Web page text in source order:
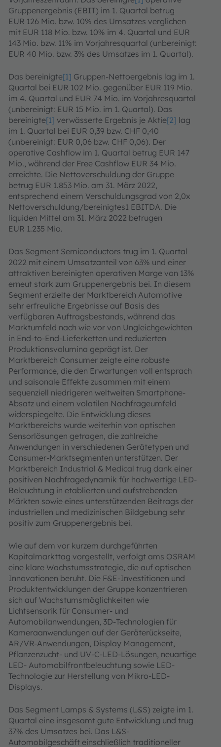
Gruppenergebnis (EBIT) im 1. Quartal betrug
EUR 126 Mio. bzw. 10% des Umsatzes verglichen
mit EUR 118 Mio. bzw. 10% im 4. Quartal und EUR
143 Mio. bzw. 11% im Vorjahresquartal (unbereinigt:
EUR 40 Mio. bzw. 3% des Umsatzes im 1. Quartal).
Das bereinigte[1] Gruppen-Nettoergebnis lag im 1.
Quartal bei EUR 102 Mio. gegenüber EUR 119 Mio.
im 4. Quartal und EUR 74 Mio. im Vorjahresquartal
(unbereinigt: EUR 15 Mio. im 1. Quartal). Das
bereinigte[1] verwässerte Ergebnis je Aktie[2] lag
im 1. Quartal bei EUR 0,39 bzw. CHF 0,40
(unbereinigt: EUR 0,06 bzw. CHF 0,06). Der
operative Cashflow im 1. Quartal betrug EUR 147
Mio., während der Free Cashflow EUR 34 Mio.
erreichte. Die Nettoverschuldung der Gruppe
betrug EUR 1.853 Mio. am 31. März 2022,
entsprechend einem Verschuldungsgrad von 2,0x
Nettoverschuldung/bereinigtes1 EBITDA. Die
liquiden Mittel am 31. März 2022 betrugen
EUR 1.235 Mio.
Das Segment Semiconductors trug im 1. Quartal
2022 mit einem Umsatzanteil von 63% und einer
attraktiven bereinigten operativen Marge von 13%
erneut stark zum Gruppenergebnis bei. In diesem
Segment erzielte der Marktbereich Automotive
sehr erfreuliche Ergebnisse auf Basis des
verfügbaren Auftragsbestands, während das
Marktumfeld nach wie vor von Ungleichgewichten
in End-to-End-Lieferketten und reduzierten
Produktionsvolumina geprägt ist. Der
Marktbereich Consumer zeigte eine robuste
Performance, die den Erwartungen voll entsprach
und saisonale Effekte zusammen mit einem
sequenziell niedrigeren weltweiten Smartphone-
Absatz und einem volatilen Nachfrageumfeld
widerspiegelte. Die Entwicklung dieses
Marktbereichs wurde weiterhin von optischen
Sensorlösungen getragen, die zahlreiche
Anwendungen in verschiedenen Gerätetypen und
Consumer-Marktsegmenten unterstützen. Der
Marktbereich Industrial & Medical trug dank einer
positiven Nachfragedynamik für hochwertige LED-
Beleuchtung in etablierten und aufstrebenden
Märkten sowie eines unterstützenden Beitrags der
industriellen und medizinischen Bildgebung sehr
positiv zum Gruppenergebnis bei.
Wie auf dem vor kurzem durchgeführten
Kapitalmarkttag vorgestellt, verfolgt ams OSRAM
eine klare Wachstumsstrategie, die auf optischen
Innovationen beruht. Die F&E-Investitionen und
Produktentwicklungen der Gruppe konzentrieren
sich auf Wachstumsmöglichkeiten wie
Lichtsensorik für Consumer- und
Automobilanwendungen, 3D-Technologien für
Kameraanwendungen auf der Geräterückseite,
AR/VR-Anwendungen, Display Management,
Pflanzenzucht- und UV-C-LED-Lösungen, neuartige
LED- Automobilfrontbeleuchtung sowie LED-
Technologie zur Herstellung von Mikro-LED-
Displays.
Das Segment Lamps & Systems (L&S) zeigte im 1.
Quartal eine insgesamt gute Entwicklung und trug
37% des Umsatzes bei. Das L&S-
Automobilgeschäft einschließlich traditioneller